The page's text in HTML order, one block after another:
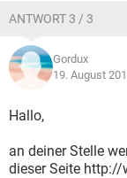
ANTWORT 3 / 3
Gordux
19. August
Hallo,
an deiner Stelle
dieser Seite